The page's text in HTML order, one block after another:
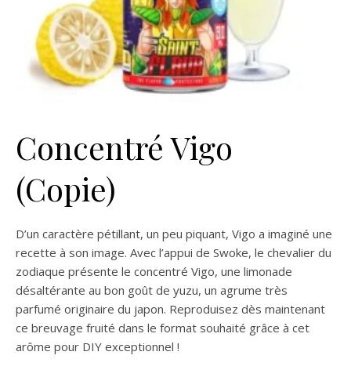
Concentré Vigo
(Copie)
D’un caractère pétillant, un peu piquant, Vigo a imaginé une
recette à son image. Avec l’appui de Swoke, le chevalier du
zodiaque présente le concentré Vigo, une limonade
désaltérante au bon goût de yuzu, un agrume très
parfumé originaire du japon. Reproduisez dès maintenant
ce breuvage fruité dans le format souhaité grâce à cet
arôme pour DIY exceptionnel !